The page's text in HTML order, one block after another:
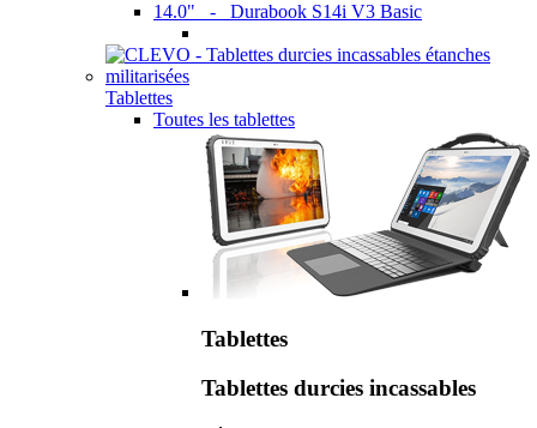
14.0" - Durabook S14i V3 Basic
Tablettes
Toutes les tablettes
Tablettes
Tablettes durcies incassables